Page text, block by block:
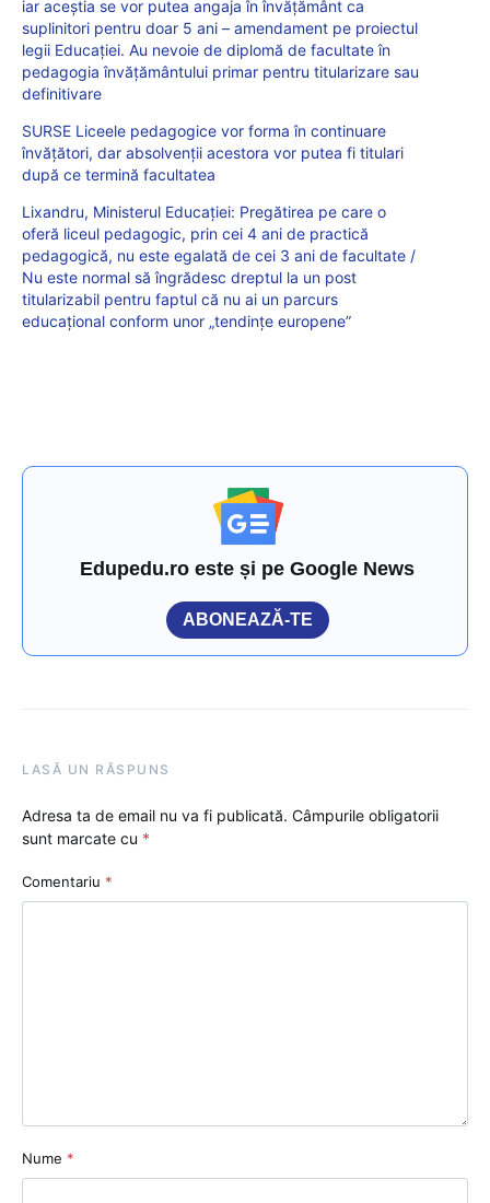
iar aceștia se vor putea angaja în învățământ ca
suplinitori pentru doar 5 ani – amendament pe proiectul
legii Educației. Au nevoie de diplomă de facultate în
pedagogia învățământului primar pentru titularizare sau
definitivare
SURSE Liceele pedagogice vor forma în continuare
învățători, dar absolvenții acestora vor putea fi titulari
după ce termină facultatea
Lixandru, Ministerul Educației: Pregătirea pe care o
oferă liceul pedagogic, prin cei 4 ani de practică
pedagogică, nu este egalată de cei 3 ani de facultate /
Nu este normal să îngrădesc dreptul la un post
titularizabil pentru faptul că nu ai un parcurs
educațional conform unor „tendințe europene”
Edupedu.ro este și pe Google News
ABONEAZĂ-TE
LASĂ UN RĂSPUNS
Adresa ta de email nu va fi publicată. Câmpurile obligatorii
sunt marcate cu *
Comentariu *
Nume *